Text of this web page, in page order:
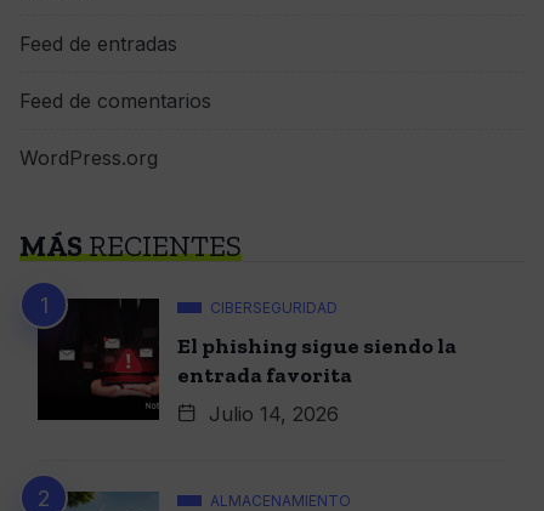
Feed de entradas
Feed de comentarios
WordPress.org
MÁSRECIENTES
CIBERSEGURIDAD
El phishing sigue siendo la
entrada favorita
Julio 14, 2026
ALMACENAMIENTO